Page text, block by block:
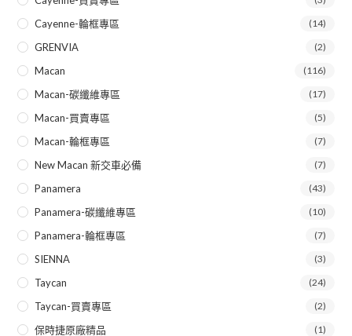
Cayenne-輪框專區 (14)
GRENVIA (2)
Macan (116)
Macan-碳纖維專區 (17)
Macan-買賣專區 (5)
Macan-輪框專區 (7)
New Macan 新交車必備 (7)
Panamera (43)
Panamera-碳纖維專區 (10)
Panamera-輪框專區 (7)
SIENNA (3)
Taycan (24)
Taycan-買賣專區 (2)
保時捷原廠精品 (1)